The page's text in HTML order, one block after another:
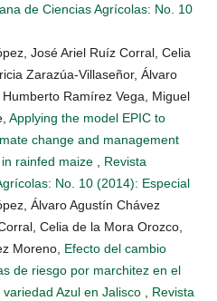
de Ciencias Agrícolas: No. 10
José Ariel Ruíz Corral, Celia
Zarazúa-Villaseñor, Álvaro
Ramírez Vega, Miguel
Applying the model EPIC to
change and management
rainfed maize
Revista
No. 10 (2014): Especial
Álvaro Agustín Chávez
Celia de la Mora Orozco,
Moreno, Efecto del cambio
de riesgo por marchitez en el
Azul en Jalisco
Revista